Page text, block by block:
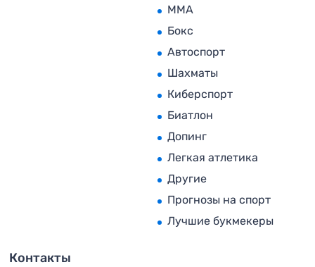
MMA
Бокс
Автоспорт
Шахматы
Киберспорт
Биатлон
Допинг
Легкая атлетика
Другие
Прогнозы на спорт
Лучшие букмекеры
Контакты